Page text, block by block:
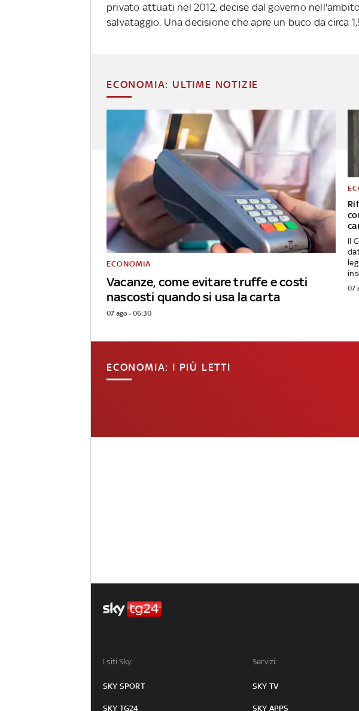
privato attuati nel 2012, decise dal governo
salvataggio. Una decisione che apre un buco da circa
ECONOMIA: ULTIME NOTIZIE
Vacanze, come evitare truffe e costi
nascosti quando si usa la carta
ECONOMIA
07 ago - 06:30
Il
07
ECONOMIA: I PIÙ LETTI
I siti Sky:
SKY SPORT
SKY TG24
Servizi:
SKY TV
SKY APPS